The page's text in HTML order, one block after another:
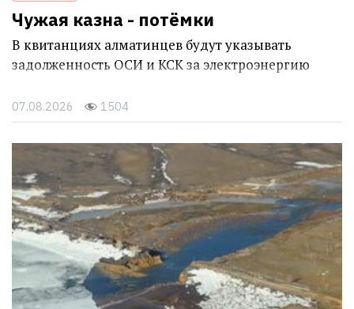
Чужая казна - потёмки
В квитанциях алматинцев будут указывать
задолженность ОСИ и КСК за электроэнергию
07.08.2026 1504